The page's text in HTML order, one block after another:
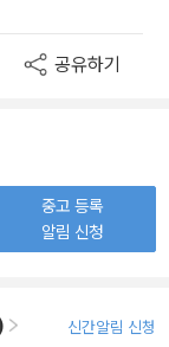
공유하기
중고 등록
알림 신청
신간알림 신청